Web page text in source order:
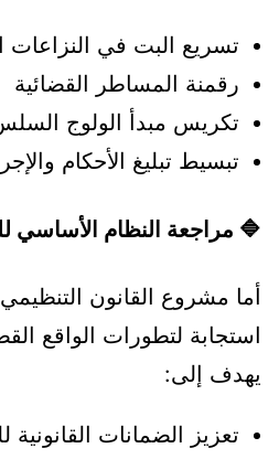
تسريع البت في النزاعات
رقمنة المساطر القضائية
تكريس مبدأ الولوج
تبسيط تبليغ الأحكام
🔷 مراجعة النظام الأساسي
استجابة لتطورات الواقع
يهدف إلى:
تعزيز الضمانات القانونية